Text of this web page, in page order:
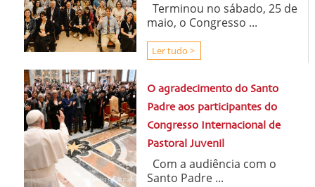
Terminou no sábado, 25 de
maio, o Congresso ...
Ler tudo >
O agradecimento do Santo
Padre aos participantes do
Congresso Internacional de
Pastoral Juvenil
Com a audiência com o
Santo Padre ...